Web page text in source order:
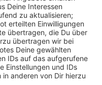
"Dschungelcamp